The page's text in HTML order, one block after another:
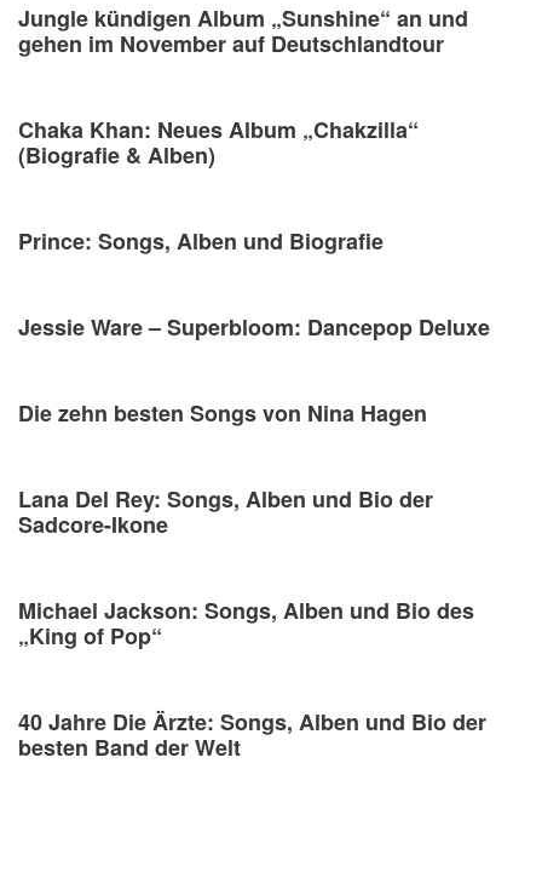
Jungle kündigen Album „Sunshine“ an und
gehen im November auf Deutschlandtour
Chaka Khan: Neues Album „Chakzilla“
(Biografie & Alben)
Prince: Songs, Alben und Biografie
Jessie Ware – Superbloom: Dancepop Deluxe
Die zehn besten Songs von Nina Hagen
Lana Del Rey: Songs, Alben und Bio der
Sadcore-Ikone
Michael Jackson: Songs, Alben und Bio des
„King of Pop“
40 Jahre Die Ärzte: Songs, Alben und Bio der
besten Band der Welt